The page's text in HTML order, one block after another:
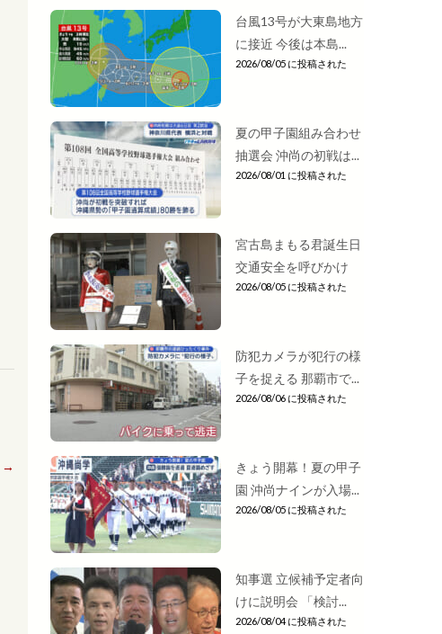
→
台風13号が大東島地方
に接近 今後は本島...
2026/08/05 に投稿された
夏の甲子園組み合わせ
抽選会 沖尚の初戦は...
2026/08/01 に投稿された
宮古島まもる君誕生日
交通安全を呼びかけ
2026/08/05 に投稿された
防犯カメラが犯行の様
子を捉える 那覇市で...
2026/08/06 に投稿された
きょう開幕！夏の甲子
園 沖尚ナインが入場...
2026/08/05 に投稿された
知事選 立候補予定者向
けに説明会 「検討...
2026/08/04 に投稿された